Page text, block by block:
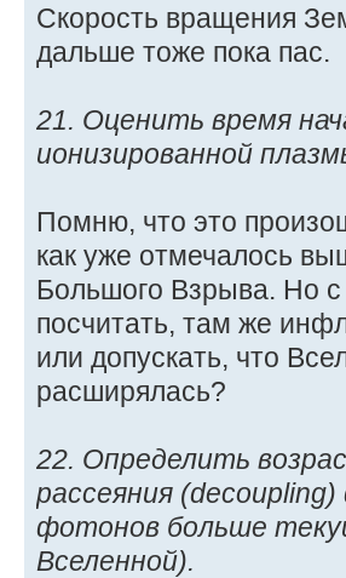
Скорость вращения
дальше тоже пока пас.
21. Оценить время
ионизированной
Помню, что это
как уже отмечалось
Большого Взрыва. Но
посчитать, там же
или допускать, что
расширялась?
22. Определить
рассеяния
фотонов больше
Вселенной).